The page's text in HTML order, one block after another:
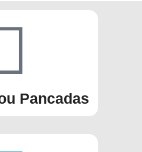
Pancadas